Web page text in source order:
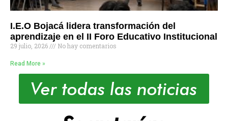
I.E.O Bojacá lidera transformación del
aprendizaje en el II Foro Educativo Institucional
29 julio, 2026 No hay comentarios
Read More »
Ver todas las noticias